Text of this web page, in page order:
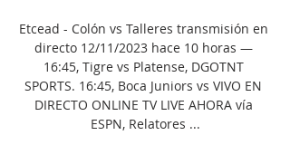
Etcead - Colón vs Talleres transmisión en
directo 12/11/2023 hace 10 horas —
16:45, Tigre vs Platense, DGOTNT
SPORTS. 16:45, Boca Juniors vs VIVO EN
DIRECTO ONLINE TV LIVE AHORA vía
ESPN, Relatores ...